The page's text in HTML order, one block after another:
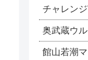
チャレン
奥武蔵ウ
館山若潮